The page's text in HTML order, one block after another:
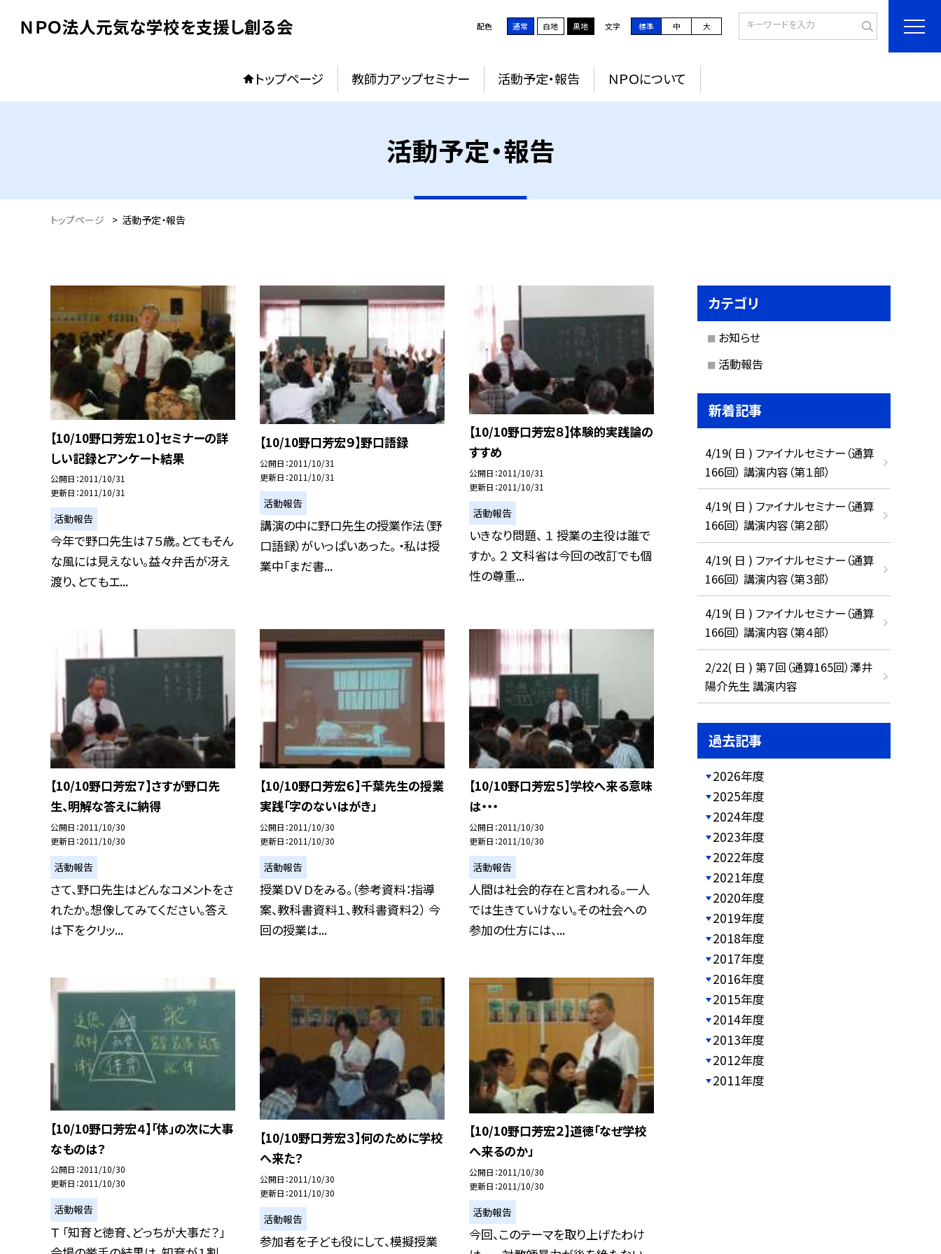
ＮＰＯ法人元気な学校を支援し創る会 配色 通常 白地 黒地 文字 標準 中 大
トップページ 教師力アップセミナー 活動予定・報告 ＮＰＯについて
活動予定・報告
トップページ > 活動予定・報告
【10/10野口芳宏１０】セミナーの詳
しい記録とアンケート結果
公開日 2011/10/31
更新日 2011/10/31
活動報告
今年で野口先生は７５歳。とてもそん
な風には見えない。益々弁舌が冴え
渡り、とてもエ...
【10/10野口芳宏９】野口語録
公開日 2011/10/31
更新日 2011/10/31
活動報告
講演の中に野口先生の授業作法（野
口語録）がいっぱいあった。 ・私は授
業中「まだ書...
【10/10野口芳宏８】体験的実践論の
すすめ
公開日 2011/10/31
更新日 2011/10/31
活動報告
いきなり問題、 １ 授業の主役は誰で
すか。 ２ 文科省は今回の改訂でも個
性の尊重...
【10/10野口芳宏７】さすが野口先
生、明解な答えに納得
公開日 2011/10/30
更新日 2011/10/30
活動報告
さて、野口先生はどんなコメントをさ
れたか。想像してみてください。答え
は下をクリッ...
【10/10野口芳宏６】千葉先生の授業
実践「字のないはがき」
公開日 2011/10/30
更新日 2011/10/30
活動報告
授業ＤＶＤをみる。（参考資料：指導
案、教科書資料１、教科書資料２） 今
回の授業は...
【10/10野口芳宏５】学校へ来る意味
は・・・
公開日 2011/10/30
更新日 2011/10/30
活動報告
人間は社会的存在と言われる。一人
では生きていけない。その社会への
参加の仕方には、...
【10/10野口芳宏４】「体」の次に大事
なものは？
公開日 2011/10/30
更新日 2011/10/30
活動報告
Ｔ 「知育と徳育、どっちが大事だ？」
【10/10野口芳宏３】何のために学校
へ来た？
公開日 2011/10/30
更新日 2011/10/30
活動報告
参加者を子ども役にして、模擬授業
【10/10野口芳宏２】道徳「なぜ学校
へ来るのか」
公開日 2011/10/30
更新日 2011/10/30
活動報告
今回、このテーマを取り上げたわけ
カテゴリ
お知らせ
活動報告
新着記事
4/19( 日 ) ファイナルセミナー（通算
166回） 講演内容（第１部）
4/19( 日 ) ファイナルセミナー（通算
166回） 講演内容（第２部）
4/19( 日 ) ファイナルセミナー（通算
166回） 講演内容（第３部）
4/19( 日 ) ファイナルセミナー（通算
166回） 講演内容（第４部）
2/22( 日 ) 第７回（通算165回）澤井
陽介先生 講演内容
過去記事
2026年度
2025年度
2024年度
2023年度
2022年度
2021年度
2020年度
2019年度
2018年度
2017年度
2016年度
2015年度
2014年度
2013年度
2012年度
2011年度